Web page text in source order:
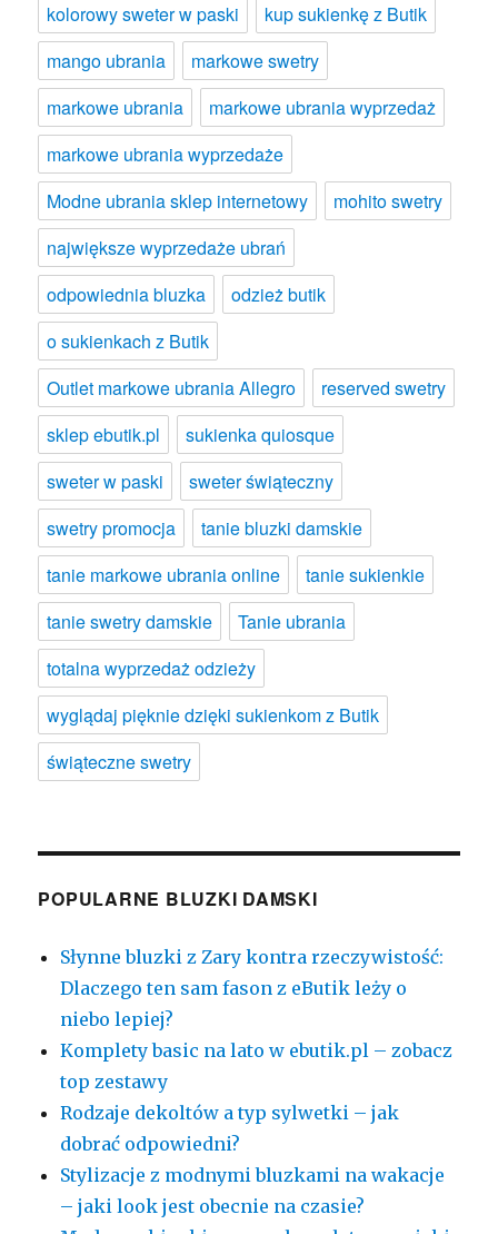
kolorowy sweter w paski
kup sukienkę z Butik
mango ubrania
markowe swetry
markowe ubrania
markowe ubrania wyprzedaż
markowe ubrania wyprzedaże
Modne ubrania sklep internetowy
mohito swetry
największe wyprzedaże ubrań
odpowiednia bluzka
odzież butik
o sukienkach z Butik
Outlet markowe ubrania Allegro
reserved swetry
sklep ebutik.pl
sukienka quiosque
sweter w paski
sweter świąteczny
swetry promocja
tanie bluzki damskie
tanie markowe ubrania online
tanie sukienkie
tanie swetry damskie
Tanie ubrania
totalna wyprzedaż odzieży
wyglądaj pięknie dzięki sukienkom z Butik
świąteczne swetry
POPULARNE BLUZKI DAMSKI
Słynne bluzki z Zary kontra rzeczywistość:
Dlaczego ten sam fason z eButik leży o
niebo lepiej?
Komplety basic na lato w ebutik.pl – zobacz
top zestawy
Rodzaje dekoltów a typ sylwetki – jak
dobrać odpowiedni?
Stylizacje z modnymi bluzkami na wakacje
– jaki look jest obecnie na czasie?